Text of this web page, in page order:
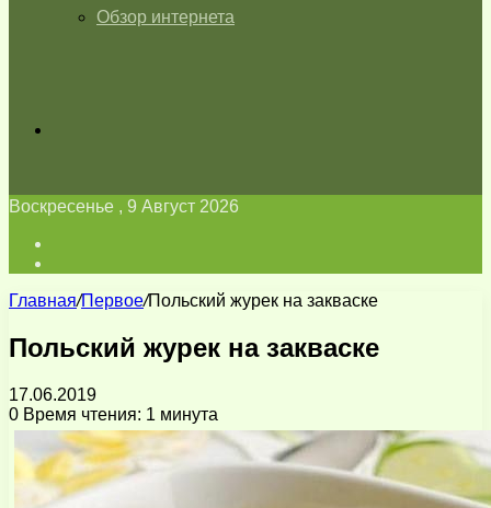
Обзор интернета
Воскресенье , 9 Август 2026
Главная/Первое/Польский журек на закваске
Польский журек на закваске
17.06.2019
0 Время чтения: 1 минута